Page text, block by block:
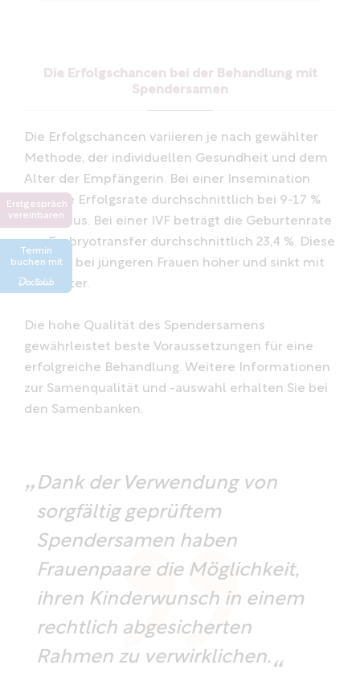
Termin
buchen mit
Erstgespräch
vereinbaren
Die Erfolgschancen bei der Behandlung mit
Spendersamen
Die Erfolgschancen variieren je nach gewählter
Methode, der individuellen Gesundheit und dem
Alter der Empfängerin. Bei einer Insemination
liegt die Erfolgsrate durchschnittlich bei 9-17 %
pro Zyklus. Bei einer IVF beträgt die Geburtenrate
pro Embryotransfer durchschnittlich 23,4 %. Diese
Rate ist bei jüngeren Frauen höher und sinkt mit
dem Alter.
Die hohe Qualität des Spendersamens
gewährleistet beste Voraussetzungen für eine
erfolgreiche Behandlung. Weitere Informationen
zur Samenqualität und -auswahl erhalten Sie bei
den Samenbanken.
Dank der Verwendung von
sorgfältig geprüftem
Spendersamen haben
Frauenpaare die Möglichkeit,
ihren Kinderwunsch in einem
rechtlich abgesicherten
Rahmen zu verwirklichen.